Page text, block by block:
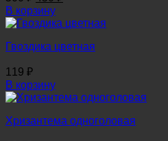
цена
составляла
450 ₽.
В корзину
Гвоздика цветная
119 ₽
В корзину
Хризантема одноголовая